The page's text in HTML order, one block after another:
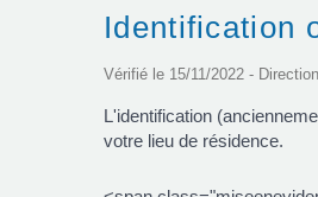
Identification
Vérifié le 15/11/2022 -
L'identification
votre lieu de résidence.